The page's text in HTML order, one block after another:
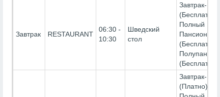
Завтрак RESTAURANT
06:30 -
10:30
Шведский
стол
Завтрак-
(Бесплатно),
Полный
Пансион-
(Бесплатно),
(Бесплатно)
Завтрак-
(Платно),